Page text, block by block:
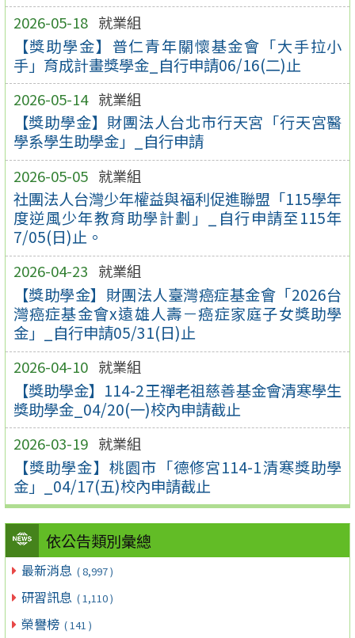
2026-05-18 就業組
【獎助學金】普仁青年關懷基金會「大手拉小
手」育成計畫獎學金_自行申請06/16(二)止
2026-05-14 就業組
【獎助學金】財團法人台北市行天宮「行天宮醫
學系學生助學金」_自行申請
2026-05-05 就業組
社團法人台灣少年權益與福利促進聯盟「115學年
度逆風少年教育助學計劃」_自行申請至115年
7/05(日)止。
2026-04-23 就業組
【獎助學金】財團法人臺灣癌症基金會「2026台
灣癌症基金會x遠雄人壽－癌症家庭子女獎助學
金」_自行申請05/31(日)止
2026-04-10 就業組
【獎助學金】114-2王禪老祖慈善基金會清寒學生
獎助學金_04/20(一)校內申請截止
2026-03-19 就業組
【獎助學金】桃園市「德修宮114-1清寒獎助學
金」_04/17(五)校內申請截止
依公告類別彙總
最新消息 ( 8,997 )
研習訊息 ( 1,110 )
榮譽榜 ( 141 )